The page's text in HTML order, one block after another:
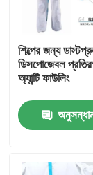
শিল্পের জন্য
ডিসপোজেবল
অ্যান্টি ফাউলিং